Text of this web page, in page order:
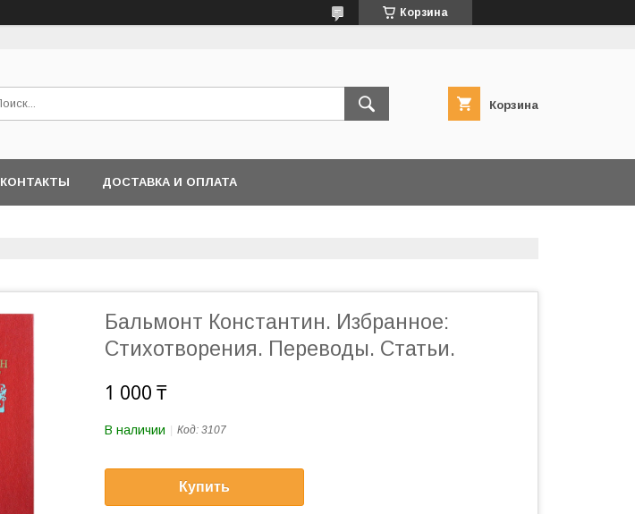
Корзина
Корзина
КОНТАКТЫ ДОСТАВКА И ОПЛАТА
Бальмонт Константин. Избранное:
Стихотворения. Переводы. Статьи.
1 000 ₸
В наличии Код: 3107
Купить